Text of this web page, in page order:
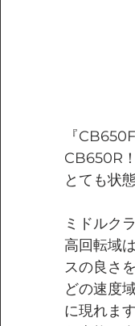
『
CB650R！
とても状
ミドルク
高回転域
スの良さ
どの速度
に現れま